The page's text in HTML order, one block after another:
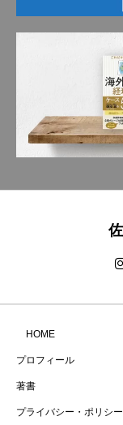
HOME
プロフィール
著書
プライバシー・ポリシー